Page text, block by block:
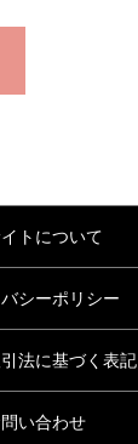
トについて
シーポリシー
法に基づく表記
い合わせ